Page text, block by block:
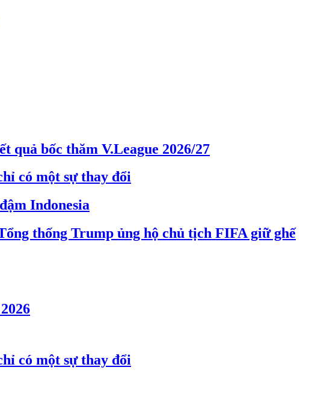
quả bốc thăm V.League 2026/27
có một sự thay đổi
Indonesia
thống Trump ủng hộ chủ tịch FIFA giữ ghế
có một sự thay đổi